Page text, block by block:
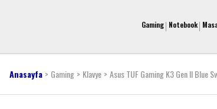
Gaming Notebook
Anasayfa Gaming Klavye Asus TUF Gaming K3 Gen II Blue